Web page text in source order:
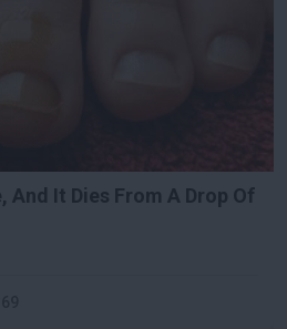
And It Dies From A Drop Of